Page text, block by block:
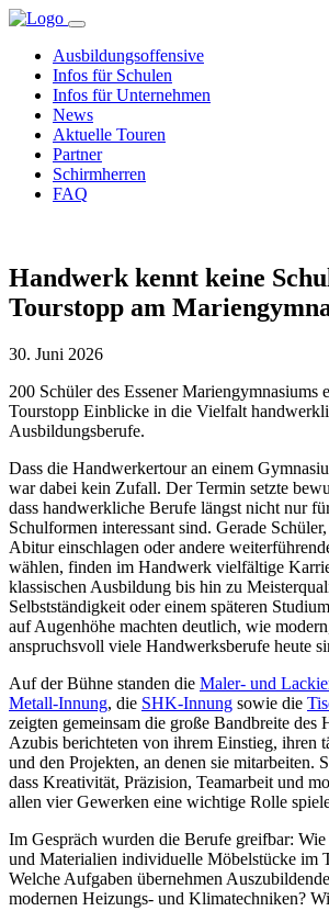
Ausbildungsoffensive
Infos für Schulen
Infos für Unternehmen
News
Aktuelle Touren
Partner
Schirmherren
FAQ
Handwerk kennt keine
Tourstopp am
30. Juni 2026
200 Schüler des Essener Mariengymnasiums
Tourstopp Einblicke in die Vielfalt
Ausbildungsberufe.
Dass die Handwerkertour an einem
war dabei kein Zufall. Der Termin setzte
dass handwerkliche Berufe längst nicht nur
Schulformen interessant sind. Gerade
Abitur einschlagen oder andere
wählen, finden im Handwerk vielfältige
klassischen Ausbildung bis hin zu
Selbstständigkeit oder einem späteren
auf Augenhöhe machten deutlich, wie
anspruchsvoll viele Handwerksberufe heute
Auf der Bühne standen die Maler- und
Metall-Innung, die SHK-Innung sowie die
zeigten gemeinsam die große Bandbreite des
Azubis berichteten von ihrem Einstieg, ihren
und den Projekten, an denen sie mitarbeiten.
dass Kreativität, Präzision, Teamarbeit und
allen vier Gewerken eine wichtige Rolle
Im Gespräch wurden die Berufe greifbar: Wie
und Materialien individuelle Möbelstücke im
Welche Aufgaben übernehmen
modernen Heizungs- und Klimatechniken?